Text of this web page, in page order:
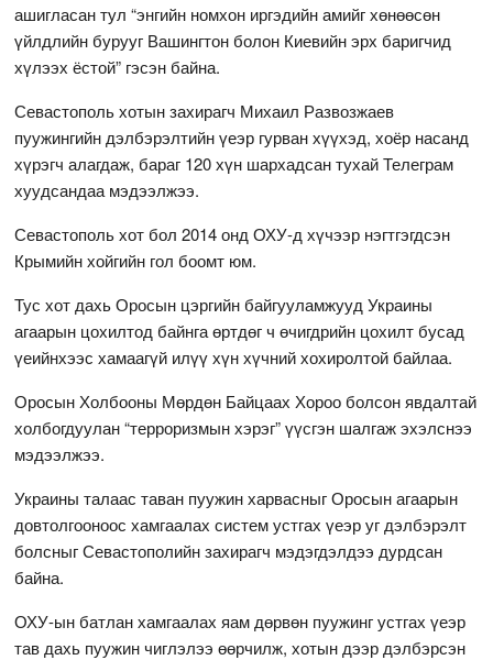
ашигласан тул “энгийн номхон иргэдийн амийг хөнөөсөн
үйлдлийн бурууг Вашингтон болон Киевийн эрх баригчид
хүлээх ёстой” гэсэн байна.
Севастополь хотын захирагч Михаил Развозжаев
пуужингийн дэлбэрэлтийн үеэр гурван хүүхэд, хоёр насанд
хүрэгч алагдаж, бараг 120 хүн шархадсан тухай Телеграм
хуудсандаа мэдээлжээ.
Севастополь хот бол 2014 онд ОХУ-д хүчээр нэгтгэгдсэн
Крымийн хойгийн гол боомт юм.
Тус хот дахь Оросын цэргийн байгууламжууд Украины
агаарын цохилтод байнга өртдөг ч өчигдрийн цохилт бусад
үеийнхээс хамаагүй илүү хүн хүчний хохиролтой байлаа.
Оросын Холбооны Мөрдөн Байцаах Хороо болсон явдалтай
холбогдуулан “терроризмын хэрэг” үүсгэн шалгаж эхэлснээ
мэдээлжээ.
Украины талаас таван пуужин харвасныг Оросын агаарын
довтолгооноос хамгаалах систем устгах үеэр уг дэлбэрэлт
болсныг Севастополийн захирагч мэдэгдэлдээ дурдсан
байна.
ОХУ-ын батлан хамгаалах яам дөрвөн пуужинг устгах үеэр
тав дахь пуужин чиглэлээ өөрчилж, хотын дээр дэлбэрсэн